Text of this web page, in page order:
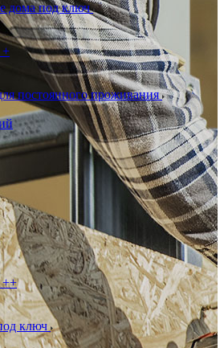
дома под ключ
+
постоянного проживания
ключ